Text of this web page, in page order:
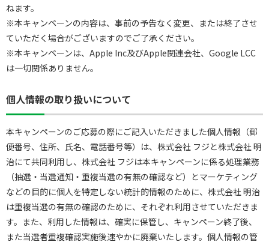
ねます。
※本キャンペーンの内容は、事前の予告なく変更、または終了させ
ていただく場合がございますのでご了承ください。
※本キャンペーンは、Apple Inc及びApple関連会社、Google LCC
は一切関係ありません。
個人情報の取り扱いについて
本キャンペーンのご応募の際にご記入いただきました個人情報（郵
便番号、住所、氏名、電話番号等）は、株式会社 フジと株式会社 明
治にて共同利用し、株式会社 フジは本キャンペーンに係る処理業務
（抽選・当選通知・重複当選の有無の確認など）とマーケティング
などの目的に個人を特定しない統計的情報のために、株式会社 明治
は重複当選の有無の確認のために、それぞれ利用させていただきま
す。また、利用した情報は、確実に保管し、キャンペーン終了後、
また当選者重複確認実施後速やかに廃棄いたします。個人情報の管